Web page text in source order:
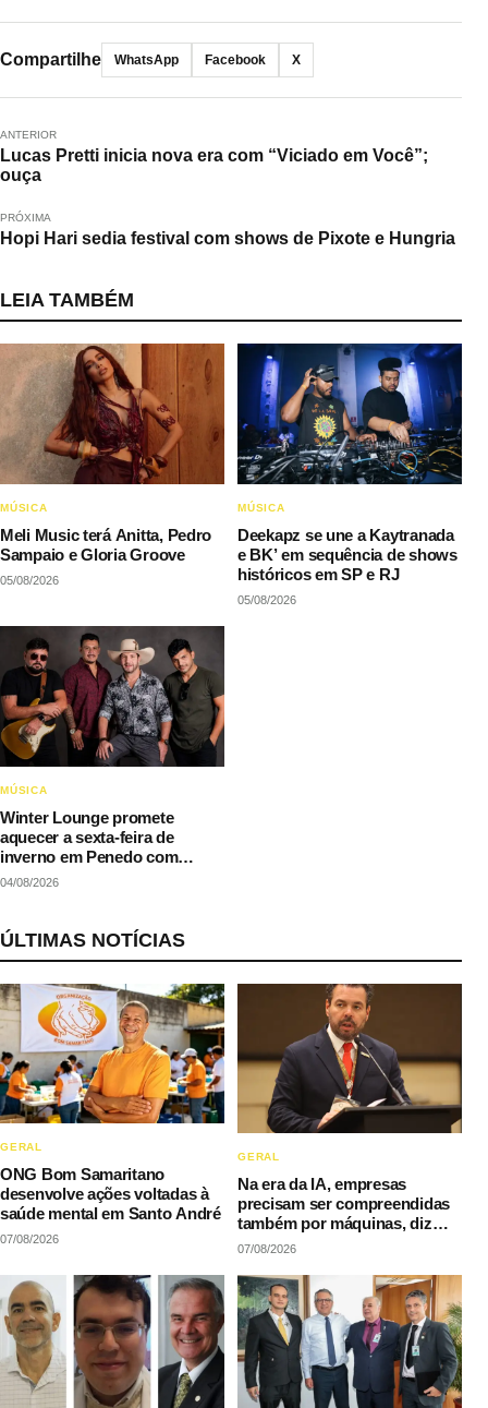
Compartilhe WhatsApp Facebook X
ANTERIOR
Lucas Pretti inicia nova era com “Viciado em Você”;
ouça
PRÓXIMA
Hopi Hari sedia festival com shows de Pixote e Hungria
LEIA TAMBÉM
MÚSICA
Meli Music terá Anitta, Pedro
Sampaio e Gloria Groove
05/08/2026
MÚSICA
Deekapz se une a Kaytranada
e BK’ em sequência de shows
históricos em SP e RJ
05/08/2026
MÚSICA
Winter Lounge promete
aquecer a sexta-feira de
inverno em Penedo com
música e gastronomia
04/08/2026
ÚLTIMAS NOTÍCIAS
GERAL
ONG Bom Samaritano
desenvolve ações voltadas à
saúde mental em Santo André
07/08/2026
GERAL
Na era da IA, empresas
precisam ser compreendidas
também por máquinas, diz
LAQI
07/08/2026